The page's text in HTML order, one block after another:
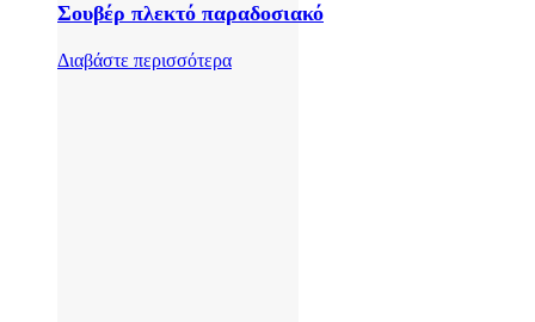
Σουβέρ πλεκτό παραδοσιακό
Διαβάστε περισσότερα